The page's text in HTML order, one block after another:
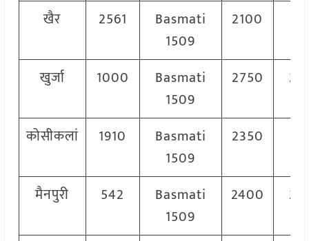
खैर 2561
Basmati
1509
2100
खुर्जा 1000
Basmati
1509
2750
कोसीकलां 1910
Basmati
1509
2350
मैनपुरी 542
Basmati
1509
2400